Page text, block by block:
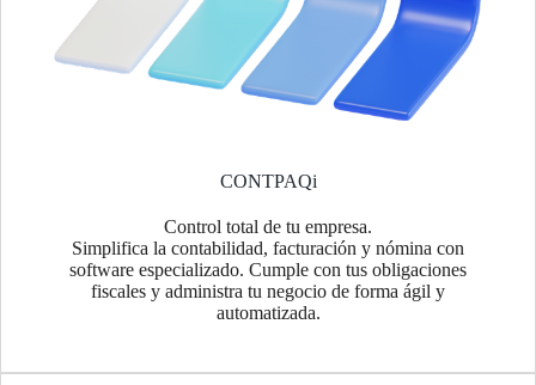
CONTPAQi
Control total de tu empresa.
Simplifica la contabilidad, facturación y nómina con
software especializado. Cumple con tus obligaciones
fiscales y administra tu negocio de forma ágil y
automatizada.